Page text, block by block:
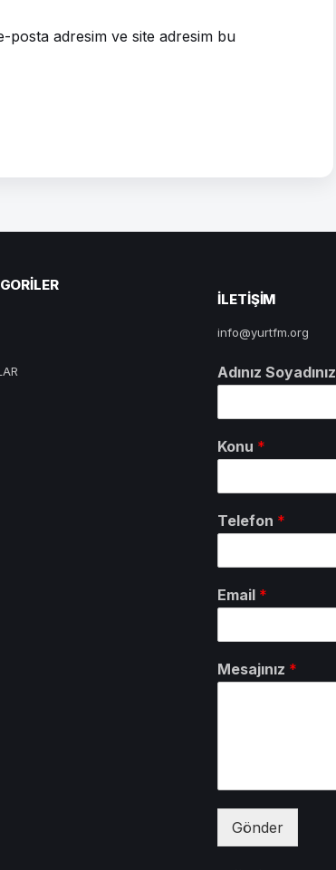
posta adresim ve site adresim bu
ILETIŞIM
info@yurtfm.org
Adınız Soyadınız
Konu *
Telefon *
Email *
Mesajınız *
Gönder